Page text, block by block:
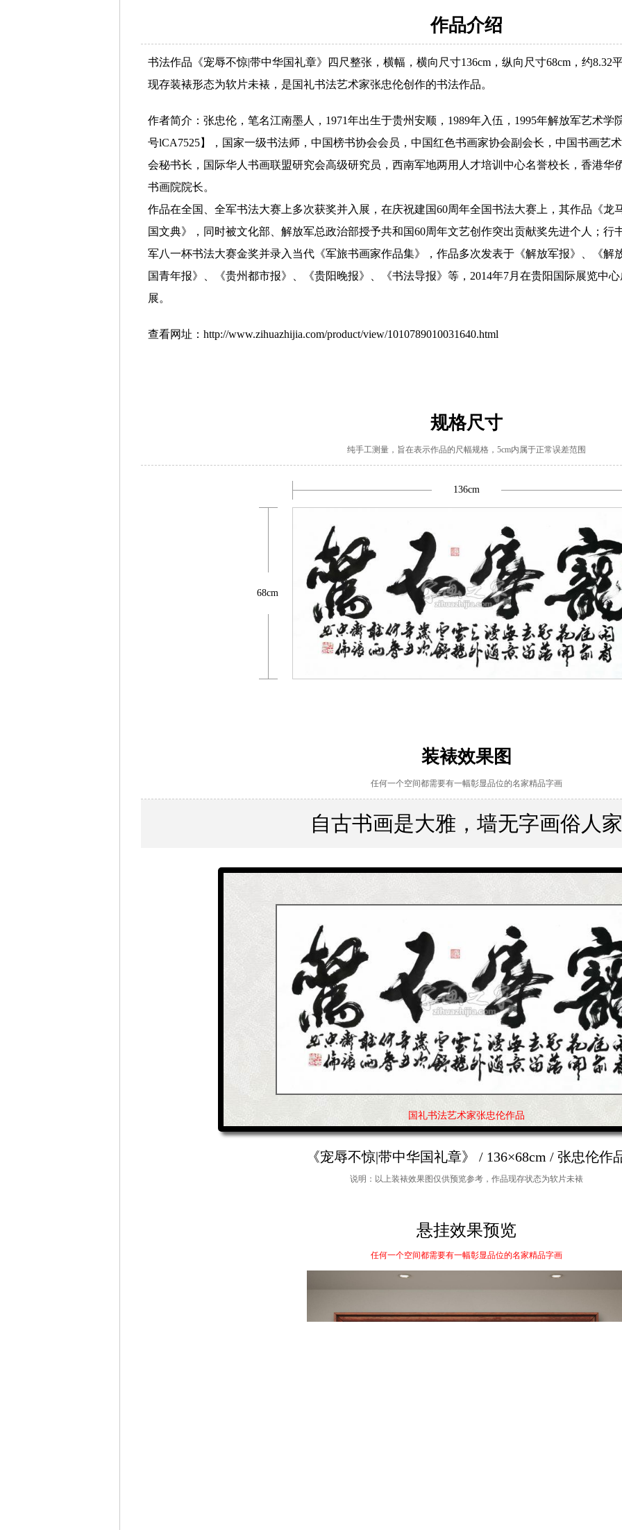
作品介绍
书法作品《宠辱不惊|带中华国礼章》四尺整张，横幅，横向尺寸136cm，纵向尺寸68cm，约8.32
现存装裱形态为软片未裱，是国礼书法艺术家张忠伦创作的书法作品。
作者简介：张忠伦，笔名江南墨人，1971年出生于贵州安顺，1989年入伍，1995年解放军艺术
号lCA7525】，国家一级书法师，中国榜书协会会员，中国红色书画家协会副会长，中国书画艺
会秘书长，国际华人书画联盟研究会高级研究员，西南军地两用人才培训中心名誉校长，香港华
书画院院长。
作品在全国、全军书法大赛上多次获奖并入展，在庆祝建国60周年全国书法大赛上，其作品《龙
国文典》，同时被文化部、解放军总政治部授予共和国60周年文艺创作突出贡献奖先进个人；行
军八一杯书法大赛金奖并录入当代《军旅书画家作品集》，作品多次发表于《解放军报》、《解
国青年报》、《贵州都市报》、《贵阳晚报》、《书法导报》等，2014年7月在贵阳国际展览中
展。
查看网址：http://www.zihuazhijia.com/product/view/1010789010031640.html
规格尺寸
纯手工测量，旨在表示作品的尺幅规格，5cm内属于正常误差范围
136cm
68cm
装裱效果图
任何一个空间都需要有一幅彰显品位的名家精品字画
自古书画是大雅，墙无字画俗人家
国礼书法艺术家张忠伦作品
《宠辱不惊|带中华国礼章》 / 136×68cm / 张忠伦作
说明：以上装裱效果图仅供预览参考，作品现存状态为软片未裱
悬挂效果预览
任何一个空间都需要有一幅彰显品位的名家精品字画